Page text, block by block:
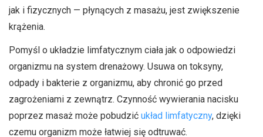
jak i fizycznych — płynących z masażu, jest zwiększenie
krążenia.
Pomyśl o układzie limfatycznym ciała jak o odpowiedzi
organizmu na system drenażowy. Usuwa on toksyny,
odpady i bakterie z organizmu, aby chronić go przed
zagrożeniami z zewnątrz. Czynność wywierania nacisku
poprzez masaż może pobudzić układ limfatyczny, dzięki
czemu organizm może łatwiej się odtruwać.